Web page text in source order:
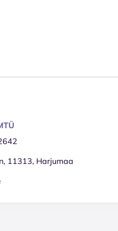
11313, Harjumaa